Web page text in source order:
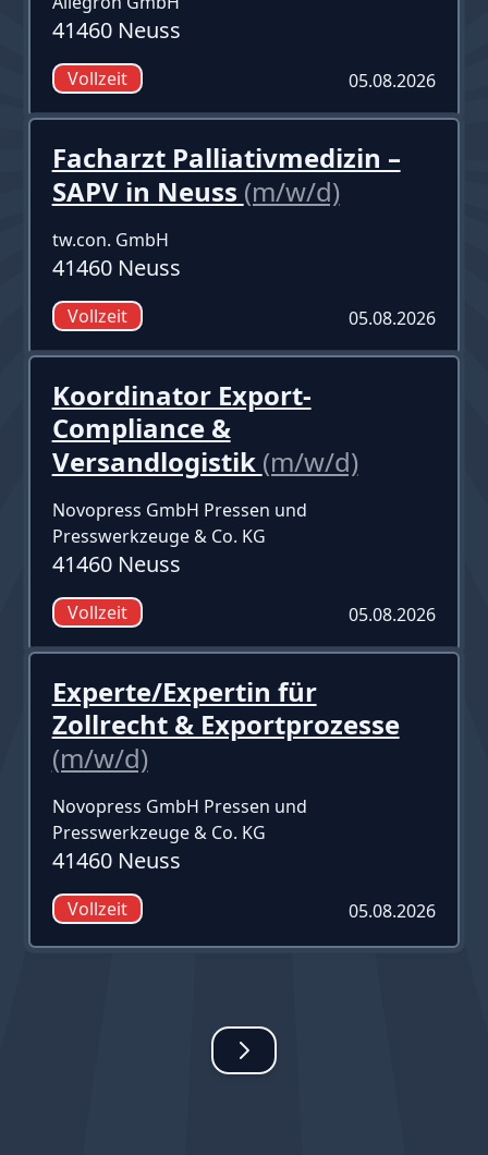
41460 Neuss
Vollzeit 05.08.2026
Facharzt Palliativmedizin –
SAPV in Neuss (m/w/d)
tw.con. GmbH
41460 Neuss
Vollzeit 05.08.2026
Koordinator Export-
Compliance &
Versandlogistik (m/w/d)
Novopress GmbH Pressen und
Presswerkzeuge & Co. KG
41460 Neuss
Vollzeit 05.08.2026
Experte/Expertin für
Zollrecht & Exportprozesse
(m/w/d)
Novopress GmbH Pressen und
Presswerkzeuge & Co. KG
41460 Neuss
Vollzeit 05.08.2026